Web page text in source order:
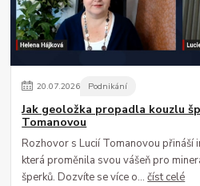
20.07.2026 Podnikání
Jak geoložka propadla kouzlu
Tomanovou
Rozhovor s Lucií Tomanovou přináší
která proměnila svou vášeň pro
šperků. Dozvíte se více o...číst celé